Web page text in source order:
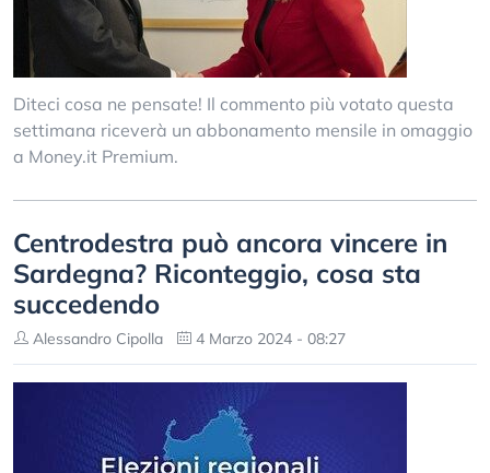
Diteci cosa ne pensate! Il commento più votato questa
settimana riceverà un abbonamento mensile in omaggio
a Money.it Premium.
Centrodestra può ancora vincere in
Sardegna? Riconteggio, cosa sta
succedendo
Alessandro Cipolla 4 Marzo 2024 - 08:27